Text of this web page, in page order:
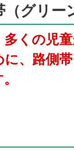
（グリー
くの児
、路側帯